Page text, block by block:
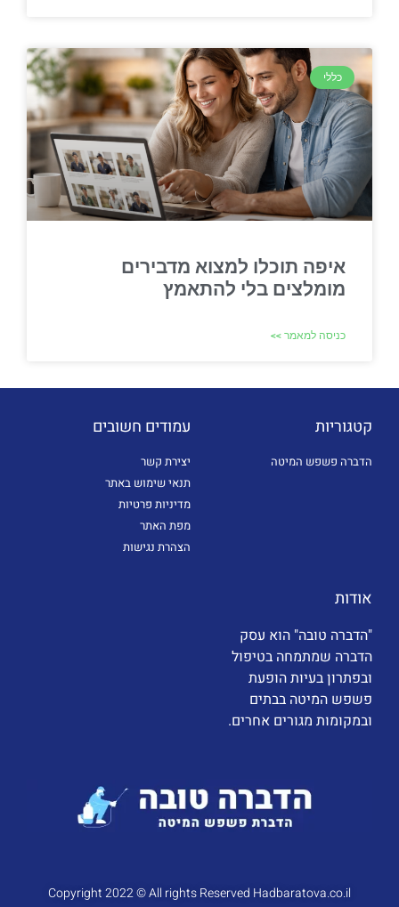
כללי
איפה תוכלו למצוא מדבירים
מומלצים בלי להתאמץ
כניסה למאמר >>
קטגוריות
הדברה פשפש המיטה
עמודים חשובים
יצירת קשר
תנאי שימוש באתר
מדיניות פרטיות
מפת האתר
הצהרת נגישות
אודות
"הדברה טובה" הוא עסק
הדברה שמתמחה בטיפול
ובפתרון בעיות הופעת
פשפש המיטה בבתים
ובמקומות מגורים אחרים.
Copyright 2022 © All rights Reserved Hadbaratova.co.il